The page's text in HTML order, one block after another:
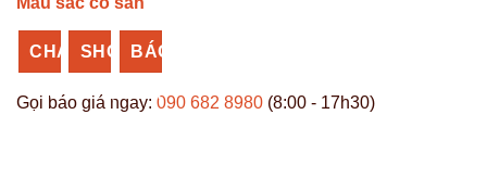
CHAT
ZALO
SHOPEE
NHỰA
BÁO
GIÁ
Gọi báo giá ngay: 090 682 8980 (8:00 - 17h30)